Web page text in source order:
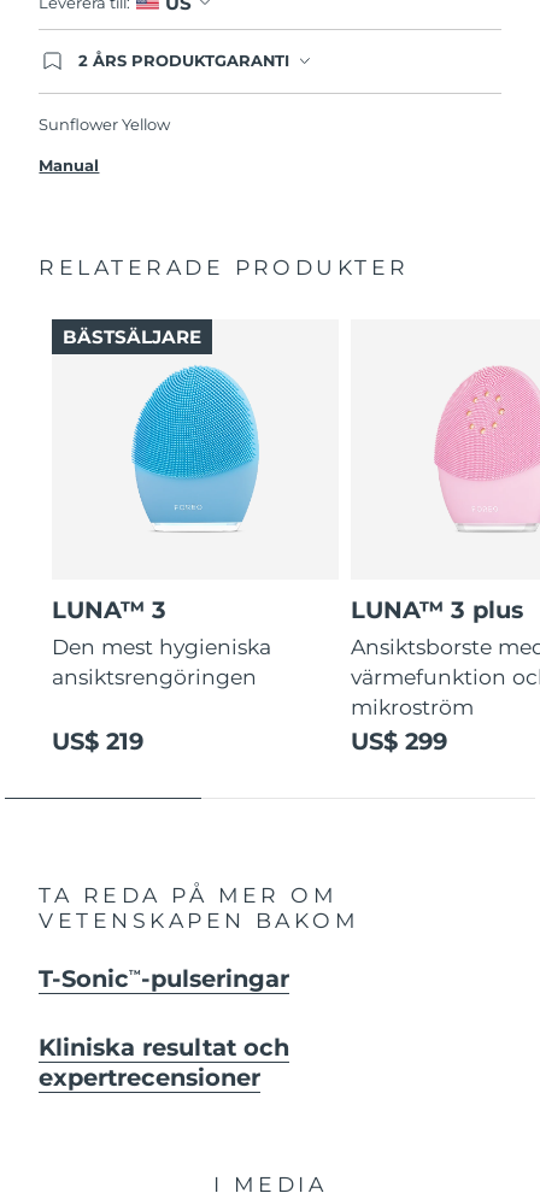
2 ÅRS PRODUKTGARANTI
utan extra kostnad om du får problem med den
Sunflower Yellow
Manual
RELATERADE PRODUKTER
LUNA™ 3
Den mest hygieniska
ansiktsrengöringen
US$ 219
BÄSTSÄLJARE
LUNA™ 3 plus
Ansiktsborste
värmefunktion
mikroström
US$ 299
TA REDA PÅ MER OM
VETENSKAPEN BAKOM
T-SonicTM -pulseringar
Kliniska resultat och
expertrecensioner
I MEDIA